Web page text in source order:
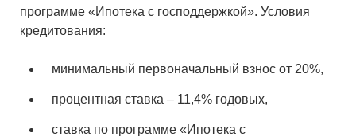
программе «Ипотека с господдержкой». Условия
кредитования:
минимальный первоначальный взнос от 20%,
процентная ставка – 11,4% годовых,
ставка по программе «Ипотека с